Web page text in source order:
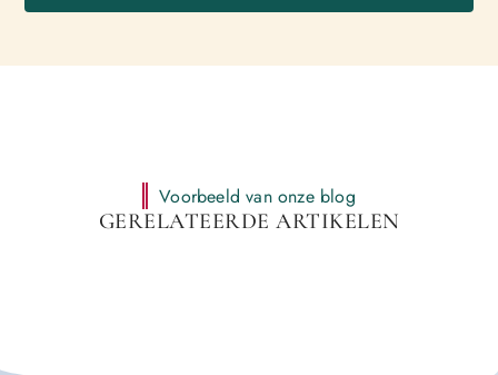
Voorbeeld van onze blog
GERELATEERDE ARTIKELEN